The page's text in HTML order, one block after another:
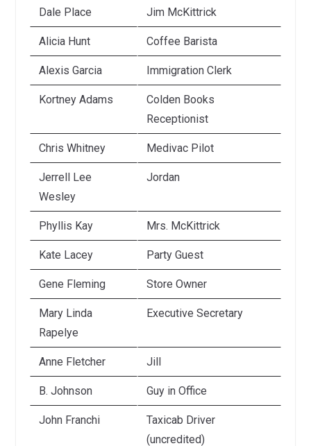
Dale Place Jim McKittrick
Alicia Hunt Coffee Barista
Alexis Garcia Immigration Clerk
Kortney Adams
Colden Books
Receptionist
Chris Whitney Medivac Pilot
Jerrell Lee
Wesley
Jordan
Phyllis Kay Mrs. McKittrick
Kate Lacey Party Guest
Gene Fleming Store Owner
Mary Linda
Rapelye
Executive Secretary
Anne Fletcher Jill
B. Johnson Guy in Office
John Franchi
Taxicab Driver
(uncredited)